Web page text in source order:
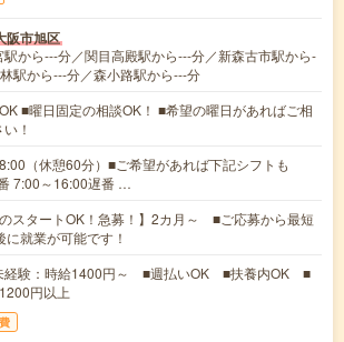
阪市旭区
駅から---分／関目高殿駅から---分／新森古市駅から-
駅から---分／森小路駅から---分
■曜日固定の相談OK！ ■希望の曜日があればご相
！
（休憩60分）■ご希望があれば下記シフトも
7:00～16:00遅番 …
のスタートOK！急募！】2カ月～ ■ご応募から最短
に就業が可能です！
経験：時給1400円～ ■週払いOK ■扶養内OK ■
円以上